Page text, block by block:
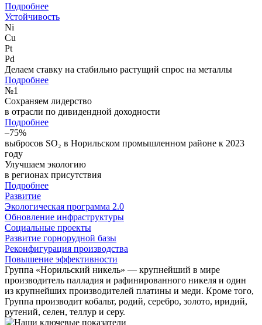
Подробнее
Устойчивость
Ni
Cu
Pt
Pd
Делаем ставку на стабильно растущий спрос на металлы
Подробнее
№1
Сохраняем лидерство
в отрасли по дивидендной доходности
Подробнее
–75%
выбросов SO₂ в Норильском промышленном районе к 2023
году
Улучшаем экологию
в регионах присутствия
Подробнее
Развитие
Экологическая программа 2.0
Обновление инфраструктуры
Социальные проекты
Развитие горнорудной базы
Реконфигурация производства
Повышение эффективности
Группа «Норильский никель» — крупнейший в мире
производитель палладия и рафинированного никеля и один
из крупнейших производителей платины и меди. Кроме того,
Группа производит кобальт, родий, серебро, золото, иридий,
рутений, селен, теллур и серу.